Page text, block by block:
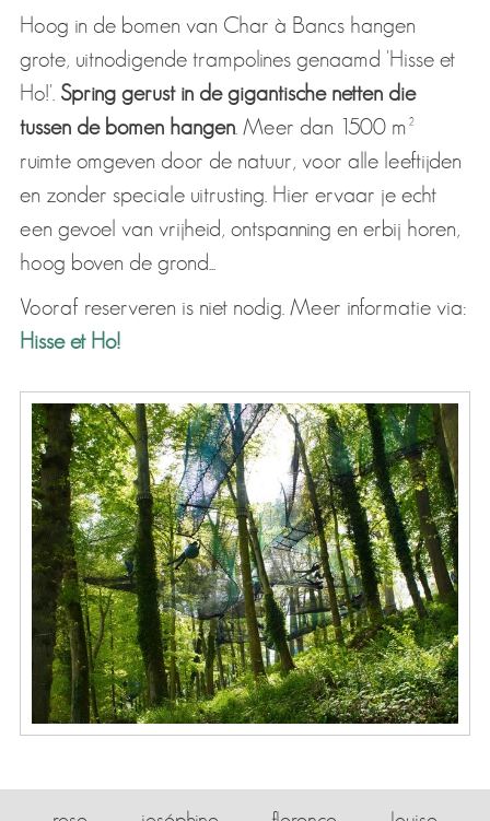
Hoog in de bomen van Char à Bancs hangen
grote, uitnodigende trampolines genaamd 'Hisse et
Ho!'. Spring gerust in de gigantische netten die
tussen de bomen hangen. Meer dan 1500 m²
ruimte omgeven door de natuur, voor alle leeftijden
en zonder speciale uitrusting. Hier ervaar je echt
een gevoel van vrijheid, ontspanning en erbij horen,
hoog boven de grond...
Vooraf reserveren is niet nodig. Meer informatie via:
Hisse et Ho!